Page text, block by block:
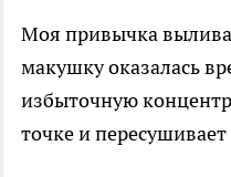
Моя привычка
макушку оказалась
избыточную
точке и